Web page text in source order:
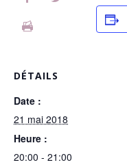
DÉTAILS
Date :
21 mai 2018
Heure :
20:00 - 21:00